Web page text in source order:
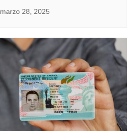
marzo 28, 2025